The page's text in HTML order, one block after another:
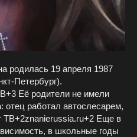
родилась 19 апреля 1987
Её родители не имели
отец работал автослесарем,
ТВ+2znanierussia.ru+2 Еще в
в школьные годы